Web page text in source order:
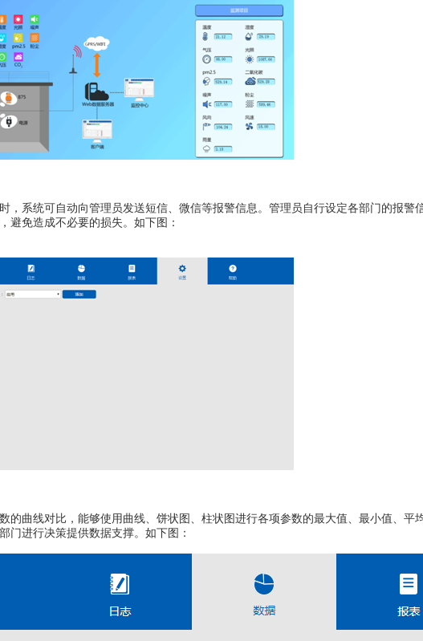
时， 系统可自动向管理员发送短信 、微信等报警信息。管理员自行设定各部门的报警
避免造成不必要的损失。 如下图：
的曲线对比 ， 能够使用曲线、饼状图、柱状图进行各项参数的最大值、最小值、平
门进行决策提供数据支撑。如下图：